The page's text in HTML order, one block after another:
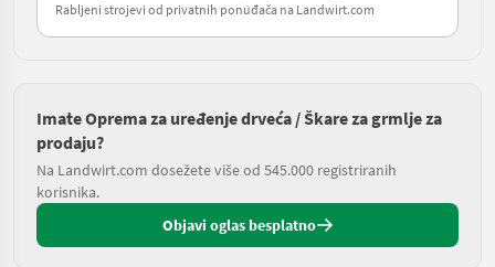
Rabljeni strojevi od privatnih ponuđača na Landwirt.com
Imate Oprema za uređenje drveća / Škare za grmlje za
prodaju?
Na Landwirt.com dosežete više od 545.000 registriranih
korisnika.
Objavi oglas besplatno